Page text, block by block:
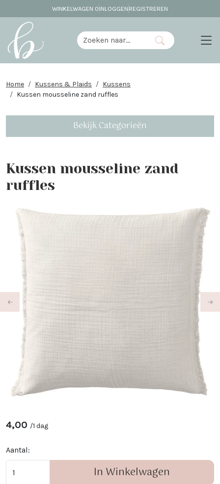
WINKELWAGEN 0 INLOGGEN REGISTREREN
Home Kussens & Plaids
Kussens
Kussen mousseline zand ruffles
Bekijk Categorieën
Kussen mousseline zand
ruffles
4,00 /1 dag
Aantal:
In Winkelwagen
Previous